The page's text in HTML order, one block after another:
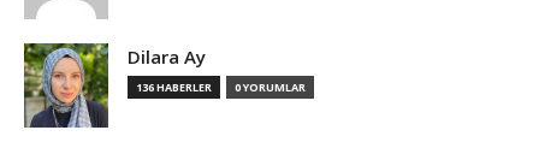
Dilara Ay
136 HABERLER 0 YORUMLAR